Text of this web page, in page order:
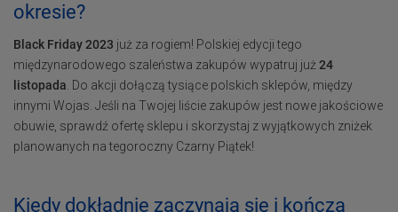
okresie?
Black Friday 2023 już za rogiem! Polskiej edycji tego
międzynarodowego szaleństwa zakupów wypatruj już 24
listopada . Do akcji dołączą tysiące polskich sklepów, między
innymi Wojas. Jeśli na Twojej liście zakupów jest nowe jakościowe
obuwie, sprawdź ofertę sklepu i skorzystaj z wyjątkowych zniżek
planowanych na tegoroczny Czarny Piątek!
Kiedy dokładnie zaczynają się i kończą